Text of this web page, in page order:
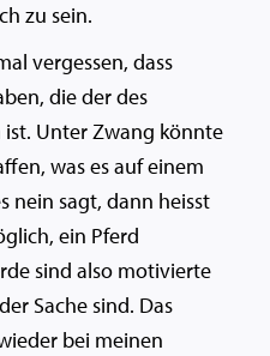
zu sein.
vergessen, dass
die der des
Unter Zwang könnte
was es auf einem
nein sagt, dann heisst
ein Pferd
sind also motivierte
Sache sind. Das
bei meinen